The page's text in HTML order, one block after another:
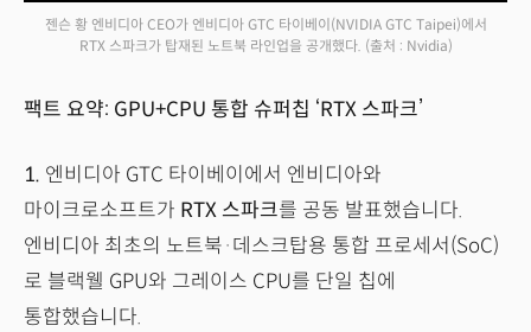
젠슨 황 엔비디아 CEO가 엔비디아 GTC 타이베이(NVIDIA GTC Taipei)에서
RTX 스파크가 탑재된 노트북 라인업을 공개했다. (출처 : Nvidia)
팩트 요약: GPU+CPU 통합 슈퍼칩 ‘RTX 스파크’
1. 엔비디아 GTC 타이베이에서 엔비디아와
마이크로소프트가 RTX 스파크를 공동 발표했습니다.
엔비디아 최초의 노트북·데스크탑용 통합 프로세서(SoC)
로 블랙웰 GPU와 그레이스 CPU를 단일 칩에
통합했습니다.